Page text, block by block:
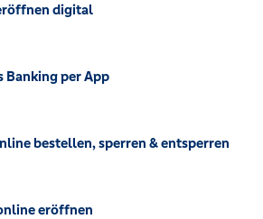
digital
Banking per App
bestellen, sperren & entsperren
eröffnen